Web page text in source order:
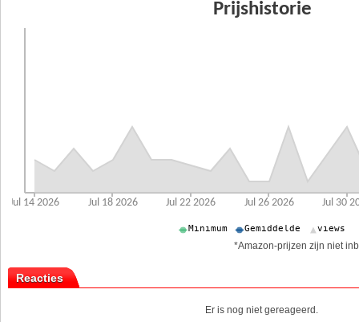
*Amazon-prijzen zijn niet
Reacties
Er is nog niet gereageerd.